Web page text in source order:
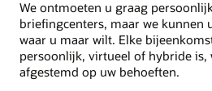
We ontmoeten u graag
briefingcenters, maar we kunnen
waar u maar wilt. Elke
persoonlijk, virtueel of hybride is,
afgestemd op uw behoeften.